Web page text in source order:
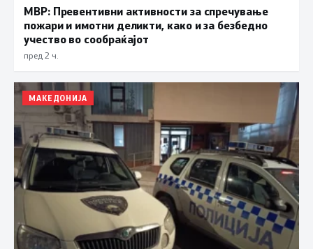
МВР: Превентивни активности за спречување
пожари и имотни деликти, како и за безбедно
учество во сообраќајот
пред 2 ч.
МАКЕДОНИЈА